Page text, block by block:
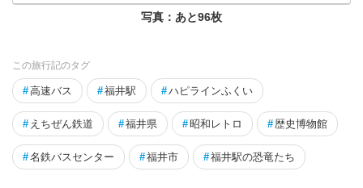
写真：あと96枚
この旅行記のタグ
#高速バス #福井駅 #ハピラインふくい
# えちぜん鉄道 #福井県 # 昭和レトロ # 歴史博物館
#名鉄バスセンター #福井市 #福井駅の恐竜たち